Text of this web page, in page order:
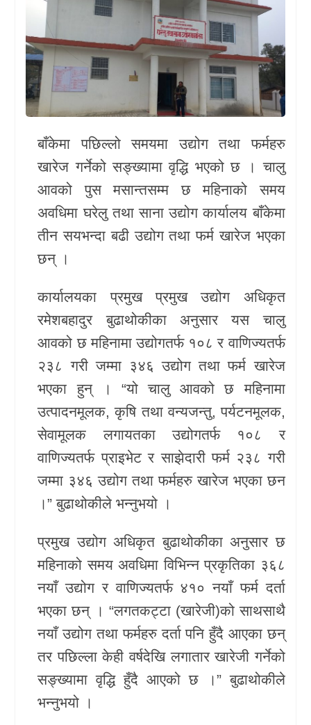
भिडियो
अन्य
समाचार
सूचना
र
प्रविधि
शिक्षा
स्वास्थ्य
खेलकुद
Unicode
बाँकेमा पछिल्लो समयमा उद्योग तथा फर्महरु
खारेज गर्नेको सङ्ख्यामा वृद्धि भएको छ । चालु
आवको पुस मसान्तसम्म छ महिनाको समय
अवधिमा घरेलु तथा साना उद्योग कार्यालय बाँकेमा
तीन सयभन्दा बढी उद्योग तथा फर्म खारेज भएका
छन् ।
कार्यालयका प्रमुख प्रमुख उद्योग अधिकृत
रमेशबहादुर बुढाथोकीका अनुसार यस चालु
आवको छ महिनामा उद्योगतर्फ १०८ र वाणिज्यतर्फ
२३८ गरी जम्मा ३४६ उद्योग तथा फर्म खारेज
भएका हुन् । “यो चालु आवको छ महिनामा
उत्पादनमूलक, कृषि तथा वन्यजन्तु, पर्यटनमूलक,
सेवामूलक लगायतका उद्योगतर्फ १०८ र
वाणिज्यतर्फ प्राइभेट र साझेदारी फर्म २३८ गरी
जम्मा ३४६ उद्योग तथा फर्महरु खारेज भएका छन
।” बुढाथोकीले भन्नुभयो ।
प्रमुख उद्योग अधिकृत बुढाथोकीका अनुसार छ
महिनाको समय अवधिमा विभिन्न प्रकृतिका ३६८
नयाँ उद्योग र वाणिज्यतर्फ ४१० नयाँ फर्म दर्ता
भएका छन् । “लगतकट्टा (खारेजी)को साथसाथै
नयाँ उद्योग तथा फर्महरु दर्ता पनि हुँदै आएका छन्
तर पछिल्ला केही वर्षदेखि लगातार खारेजी गर्नेको
सङ्ख्यामा वृद्धि हुँदै आएको छ ।” बुढाथोकीले
भन्नुभयो ।